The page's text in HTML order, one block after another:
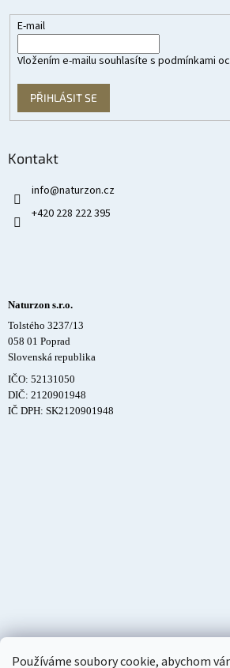
Používáme soubory cookie, abychom
E-mail
Vložením e-mailu souhlasíte s podmínkami
PŘIHLÁSIT SE
Kontakt
info@naturzon.cz
+420 228 222 395
Naturzon s.r.o.
Tolstého 3237/13
058 01 Poprad
Slovenská republika
IČO: 52131050
DIČ: 2120901948
IČ DPH: SK2120901948